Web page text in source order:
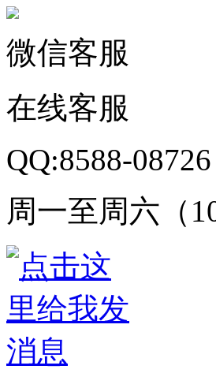
微信客服
在线客服
QQ:8588-08726
周一至周六（